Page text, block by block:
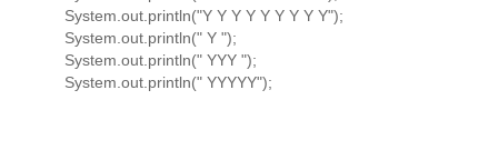
System.out.println("Y Y Y Y Y Y Y Y Y");
System.out.println(" Y ");
System.out.println(" YYY ");
System.out.println(" YYYYY");